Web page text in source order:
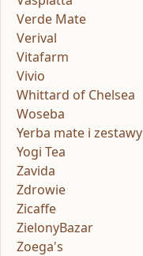
Verde Mate
Verival
Vitafarm
Vivio
Whittard of Chelsea
Woseba
Yerba mate i zestawy
Yogi Tea
Zavida
Zdrowie
Zicaffe
ZielonyBazar
Zoega's